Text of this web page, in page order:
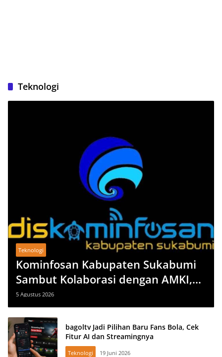
Teknologi
Teknologi
Kominfosan Kabupaten Sukabumi
Sambut Kolaborasi dengan AMKI,
Literasi Digital Jadi Agenda
Bersama
5 Agustus 2026
bagoltv Jadi Pilihan Baru Fans Bola, Cek
Fitur AI dan Streamingnya
Teknologi 19 Juni 2026